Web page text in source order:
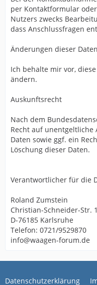
per Kontaktformular
Nutzers zwecks
dass Anschlussfragen
Änderungen dieser
Ich behalte mir vor,
ändern.
Auskunftsrecht
Nach dem
Recht auf
Daten sowie ggf. ein
Löschung dieser Daten.
Verantwortlicher für die
Roland Zumstein
Christian-Schneider-Str.
D-76185 Karlsruhe
Telefon: 0721/9529870
info@waagen-forum.de
Datenschutzerklärung